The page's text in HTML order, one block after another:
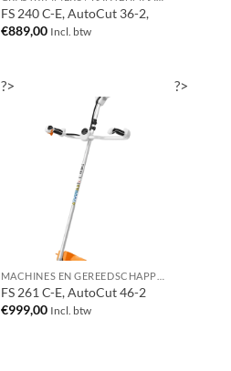
FS 240 C-E, AutoCut 36-2,
€889,00 Incl. btw
?>
FS 261 C-E, AutoCut 46-2
€999,00 Incl. btw
?>